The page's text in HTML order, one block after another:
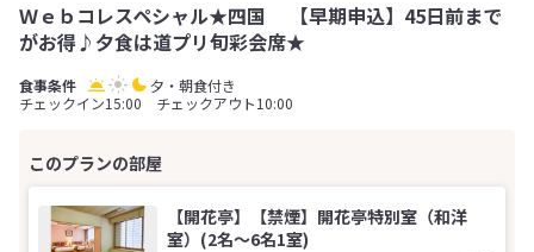
Ｗｅｂコレスペシャル★四国 【早期申込】45日前まで
がお得♪夕食は道プリ旬彩会席★
夕・朝食付き
チェックイン15:00 チェックアウト10:00
【開花亭】【禁煙】開花亭特別室（和洋
室）(2名～6名1室)